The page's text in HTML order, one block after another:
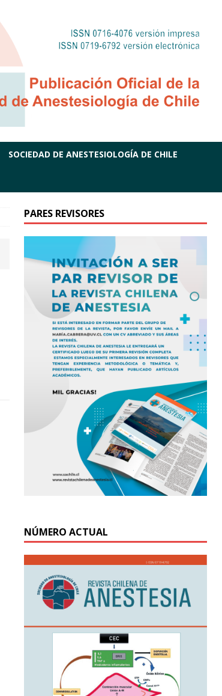
SOCIEDAD DE ANESTESIOLOGÍA DE CHILE
PARES REVISORES
NÚMERO ACTUAL